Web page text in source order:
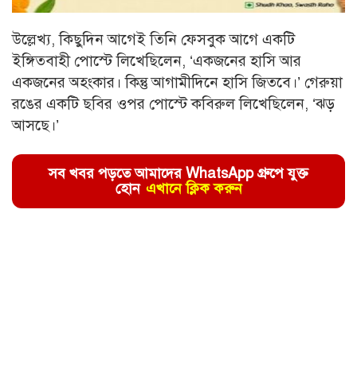
উল্লেখ্য, কিছুদিন আগেই তিনি ফেসবুক আগে একটি
ইঙ্গিতবাহী পোস্টে লিখেছিলেন, ‘‌একজনের হাসি আর
একজনের অহংকার। কিন্তু আগামীদিনে হাসি জিতবে।’‌ গেরুয়া
রঙের একটি ছবির ওপর পোস্টে কবিরুল লিখেছিলেন, ‘‌ঝড়
আসছে।’‌
সব খবর পড়তে আমাদের WhatsApp গ্রুপে যুক্ত
হোন এখানে ক্লিক করুন